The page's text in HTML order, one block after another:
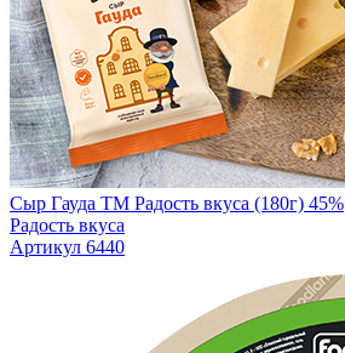
Сыр Гауда TM Радость вкуса (180г) 45%
Радость вкуса
Артикул 6440